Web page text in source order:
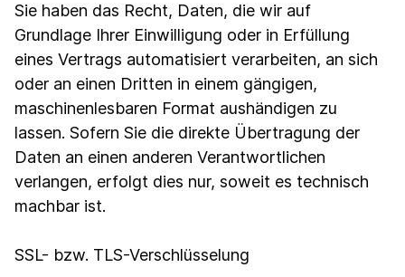
Sie haben das Recht, Daten, die wir auf
Grundlage Ihrer Einwilligung oder in Erfüllung
eines Vertrags automatisiert verarbeiten, an sich
oder an einen Dritten in einem gängigen,
maschinenlesbaren Format aushändigen zu
lassen. Sofern Sie die direkte Übertragung der
Daten an einen anderen Verantwortlichen
verlangen, erfolgt dies nur, soweit es technisch
machbar ist.
SSL- bzw. TLS-Verschlüsselung